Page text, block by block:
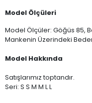
Model Ölçüleri
Model Ölçüler: Göğüs 85,
Mankenin Üzerindeki
Model Hakkında
Satışlarımız toptandır.
Seri: S S M M L L